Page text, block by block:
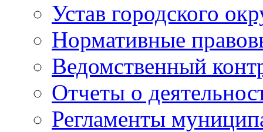
Устав городского
Нормативные
Ведомственный
Отчеты о
Регламенты